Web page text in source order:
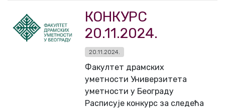
КОНКУРС
20.11.2024.
20.11.2024.
Факултет драмских
уметности Универзитета
уметности у Београду
Расписује конкурс за следећа